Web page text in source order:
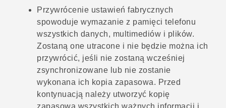
Przywrócenie ustawień fabrycznych
spowoduje wymazanie z pamięci telefonu
wszystkich danych, multimediów i plików.
Zostaną one utracone i nie będzie można ich
przywrócić, jeśli nie zostaną wcześniej
zsynchronizowane lub nie zostanie
wykonana ich kopia zapasowa. Przed
kontynuacją należy utworzyć kopię
zapasową wszystkich ważnych informacji i